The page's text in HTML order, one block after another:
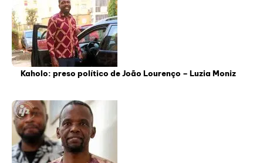
Kaholo: preso político de João Lourenço – Luzia Moniz